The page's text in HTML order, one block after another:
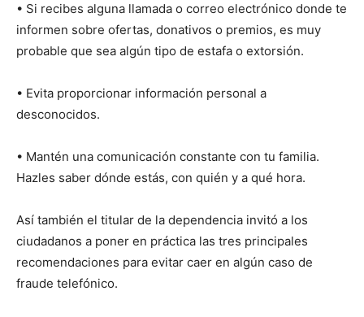
• Si recibes alguna llamada o correo electrónico donde te
informen sobre ofertas, donativos o premios, es muy
probable que sea algún tipo de estafa o extorsión.
• Evita proporcionar información personal a
desconocidos.
• Mantén una comunicación constante con tu familia.
Hazles saber dónde estás, con quién y a qué hora.
Así también el titular de la dependencia invitó a los
ciudadanos a poner en práctica las tres principales
recomendaciones para evitar caer en algún caso de
fraude telefónico.